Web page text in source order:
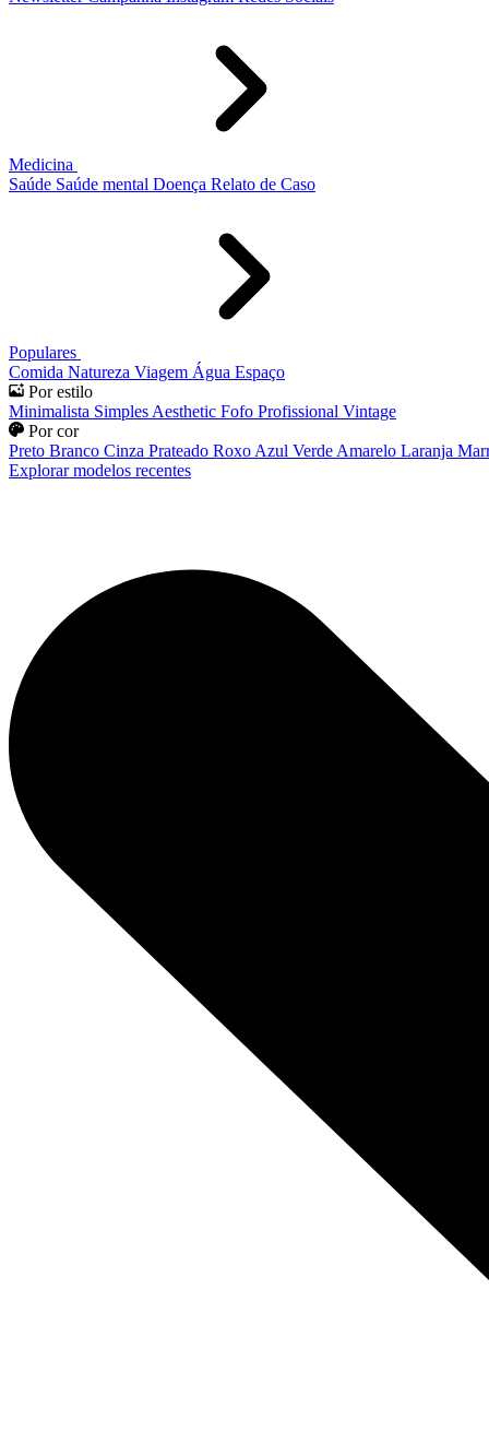
Medicina
Saúde Saúde mental Doença Relato de Caso
Populares
Comida Natureza Viagem Água Espaço
Por estilo
Minimalista Simples Aesthetic Fofo Profissional Vintage
Por cor
Preto Branco Cinza Prateado Roxo Azul Verde Amarelo Laranja
Explorar modelos recentes